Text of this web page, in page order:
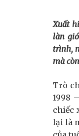
Xuất
làn
trình,
mà
Trò
1998
chiếc
lại là